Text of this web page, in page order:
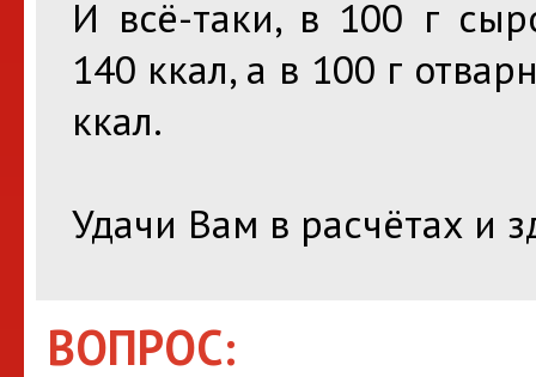
И всё-таки, в 100 г
140 ккал, а в 100 г
ккал.
Удачи Вам в расчётах и
ВОПРОС: